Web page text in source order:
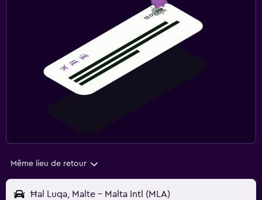
Même lieu de retour
Ħal Luqa, Malte - Malta Intl (MLA)